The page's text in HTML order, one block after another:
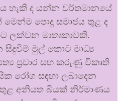
හැකි ද යන්න වර්තමානයේ
පොදු සමාජය තුළ ද
ලක්වන මාතෘකාවකි.
මුල් කොට මාධ්‍ය
ප්‍රචාර සහ කරුණු විකෘති
රෝග සඳහා ලබාදෙන
අනියත බියක් නිර්මාණය